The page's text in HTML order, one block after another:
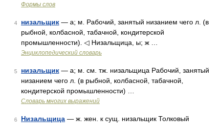
Формы слов
4 низальщик — а; м. Рабочий, занятый низанием чего л. (в
рыбной, колбасной, табачной, кондитерской
промышленности). ◁ Низальщица, ы; ж …
Энциклопедический словарь
5 низальщик — а; м. см. тж. низальщица Рабочий, занятый
низанием чего л. (в рыбной, колбасной, табачной,
кондитерской промышленности) …
Словарь многих выражений
6 Низальщица — ж. жен. к сущ. низальщик Толковый